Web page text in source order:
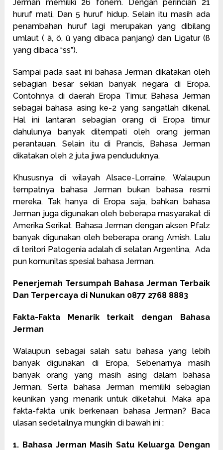
Jerman memiliki 26 fonem. Dengan perincian 21
huruf mati, Dan 5 huruf hidup. Selain itu masih ada
penambahan huruf lagi merupakan yang dibilang
umlaut ( ä, ö, ü yang dibaca panjang) dan Ligatur (ß
yang dibaca “ss”).
Sampai pada saat ini bahasa Jerman dikatakan oleh
sebagian besar sekian banyak negara di Eropa.
Contohnya di daerah Eropa Timur, Bahasa Jerman
sebagai bahasa asing ke-2 yang sangatlah dikenal.
Hal ini lantaran sebagian orang di Eropa timur
dahulunya banyak ditempati oleh orang jerman
perantauan. Selain itu di Prancis, Bahasa Jerman
dikatakan oleh 2 juta jiwa penduduknya.
Khususnya di wilayah Alsace-Lorraine, Walaupun
tempatnya bahasa Jerman bukan bahasa resmi
mereka. Tak hanya di Eropa saja, bahkan bahasa
Jerman juga digunakan oleh beberapa masyarakat di
Amerika Serikat. Bahasa Jerman dengan aksen Pfalz
banyak digunakan oleh beberapa orang Amish. Lalu
di teritori Patogenia adalah di selatan Argentina, Ada
pun komunitas spesial bahasa Jerman.
Penerjemah Tersumpah Bahasa Jerman Terbaik
Dan Terpercaya di Nunukan 0877 2768 8883
Fakta-Fakta Menarik terkait dengan Bahasa
Jerman
Walaupun sebagai salah satu bahasa yang lebih
banyak digunakan di Eropa, Sebenarnya masih
banyak orang yang masih asing dalam bahasa
Jerman. Serta bahasa Jerman memiliki sebagian
keunikan yang menarik untuk diketahui. Maka apa
fakta-fakta unik berkenaan bahasa Jerman? Baca
ulasan sedetailnya mungkin di bawah ini :
1. Bahasa Jerman Masih Satu Keluarga Dengan